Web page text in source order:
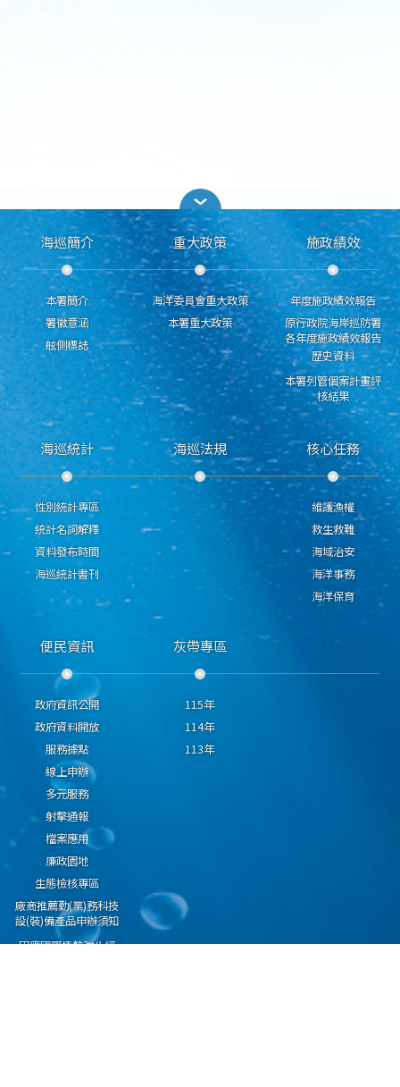
海巡簡介
本署簡介
署徽意涵
舷側標誌
重大政策
海洋委員會重大政策
本署重大政策
施政績效
年度施政績效報告
原行政院海岸巡防署
各年度施政績效報告
歷史資料
本署列管個案計畫評
核結果
海巡統計
性別統計專區
統計名詞解釋
資料發布時間
海巡統計書刊
海巡法規 核心任務
維護漁權
救生救難
海域治安
海洋事務
海洋保育
便民資訊
政府資訊公開
政府資料開放
服務據點
線上申辦
多元服務
射擊通報
檔案應用
廉政園地
生態檢核專區
廠商推薦勤(業)務科技
設(裝)備產品申辦須知
因應國際情勢強化經
灰帶專區
115年
114年
113年